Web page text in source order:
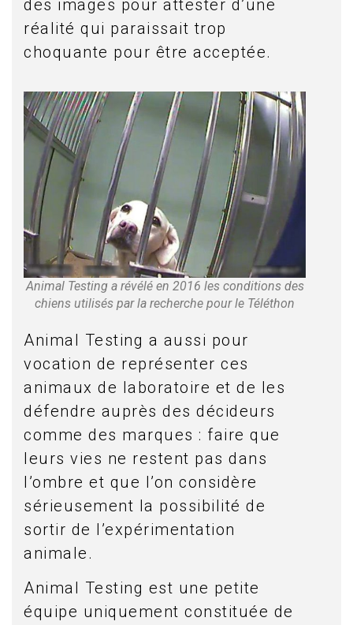
des images pour attester d’une
réalité qui paraissait trop
choquante pour être acceptée.
Animal Testing a révélé en 2016 les conditions des
chiens utilisés par la recherche pour le Téléthon
Animal Testing a aussi pour
vocation de représenter ces
animaux de laboratoire et de les
défendre auprès des décideurs
comme des marques : faire que
leurs vies ne restent pas dans
l’ombre et que l’on considère
sérieusement la possibilité de
sortir de l’expérimentation
animale.
Animal Testing est une petite
équipe uniquement constituée de